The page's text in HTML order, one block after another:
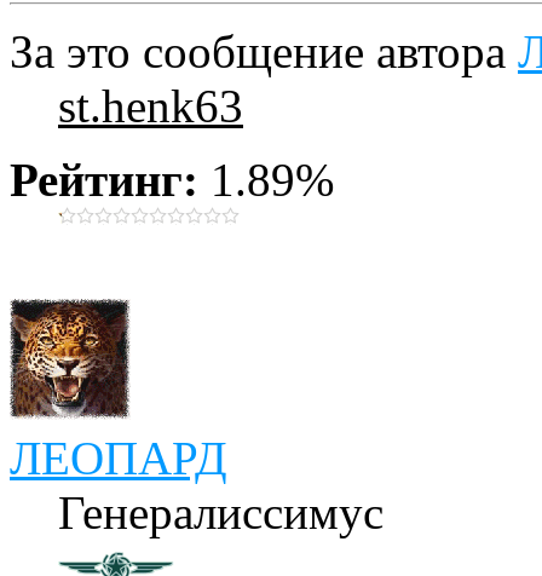
За это сообщение автора
st.henk63
Рейтинг: 1.89%
ЛЕОПАРД
Генералиссимус